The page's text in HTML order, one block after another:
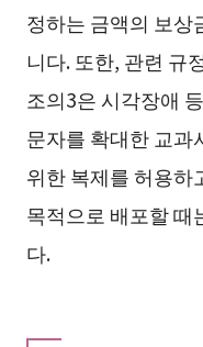
정하는 금액의 보상
니다. 또한, 관련 규
조의3은 시각장애
문자를 확대한 교과
위한 복제를 허용하
목적으로 배포할 때
다.